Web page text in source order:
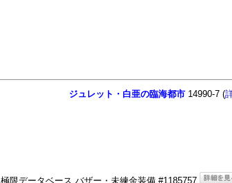
ジュレット・白亜の臨海都市 14990-7 (
極限データベース バザー・未練金装備 #1185757